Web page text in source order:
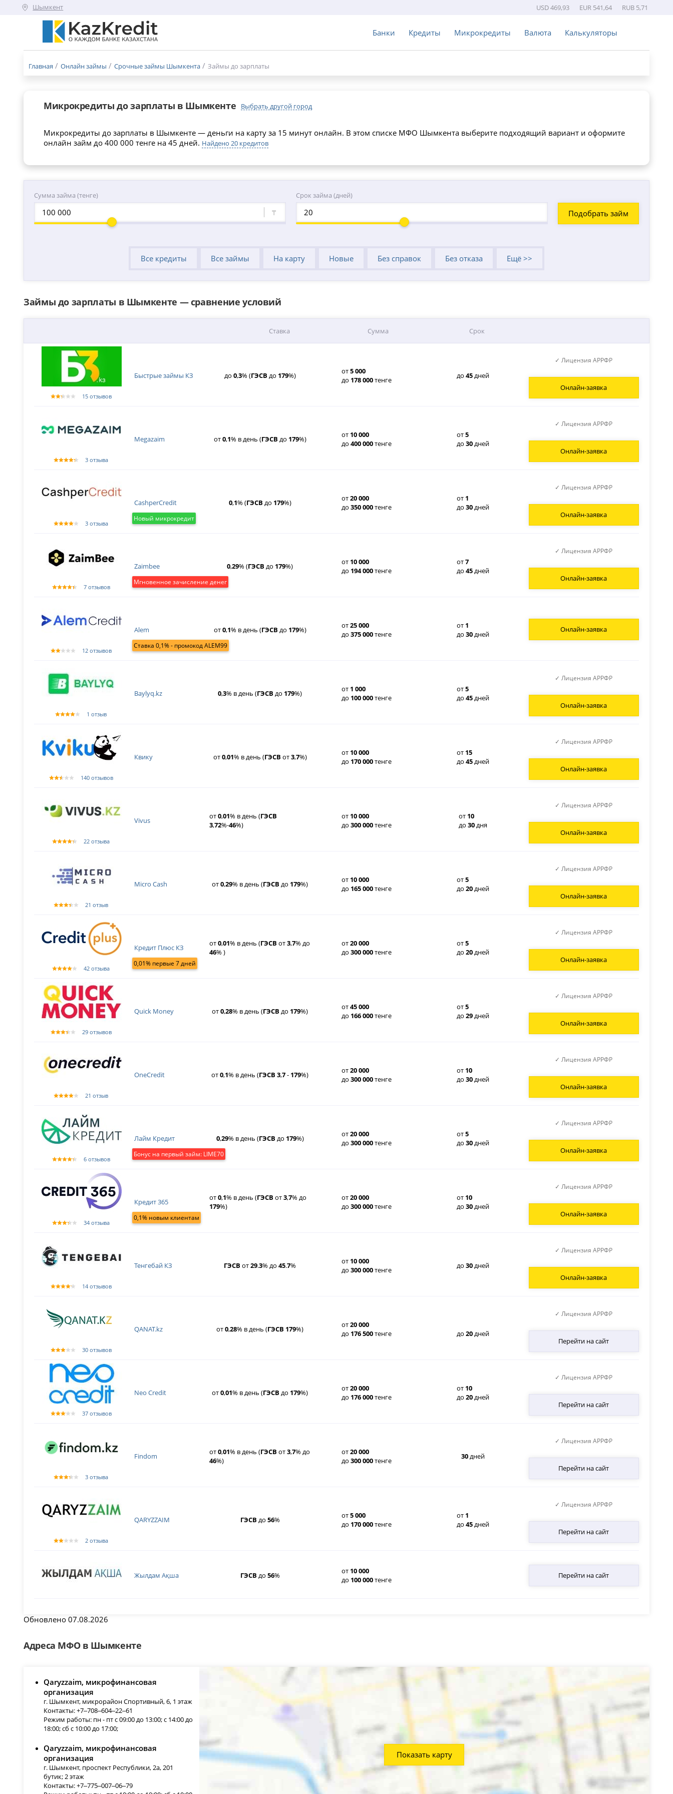
Шымкент USD 469,93 EUR 541,64 RUB 5,71
Банки Кредиты Микрокредиты Валюта Калькуляторы
Меню
Главная Онлайн займы Срочные займы Шымкента Займы до зарплаты
Микрокредиты до зарплаты в Шымкенте Выбрать другой город
Микрокредиты до зарплаты в Шымкенте — деньги на карту за 15 минут онлайн. В этом списке МФО Шымкента выберите подходящий вариант и оформите
онлайн займ до 400 000 тенге на 45 дней. Найдено 20 кредитов
Сумма займа (тенге)
₸
Срок займа (дней)
Все кредиты Все займы На карту Новые Без справок Без отказа Ещё >>
Займы до зарплаты в Шымкенте — сравнение условий
Ставка Сумма Срок
15 отзывов
Быстрые займы КЗ до 0,3% (ГЭСВ до 179%) от5000
до 178000тенге до 45дней
Онлайн-заявка
✓ Лицензия АРРФР
3 отзыва
Megazaim от0,1% в день (ГЭСВ до 179%) от 10000
до 400000тенге
от5
до 30дней
Онлайн-заявка
✓ Лицензия АРРФР
3 отзыва
CashperCredit
Новый микрокредит
0,1% (ГЭСВ до 179%) от20000
до 350000тенге
от 1
до 30дней
Онлайн-заявка
✓ Лицензия АРРФР
7 отзывов
Zaimbee
Мгновенное зачисление денег
0,29% (ГЭСВ до 179%) от 10000
до 194000тенге
от7
до 45дней
Онлайн-заявка
✓ Лицензия АРРФР
12 отзывов
Alem
Ставка 0,1% - промокод ALEM99
от0,1% в день (ГЭСВ до 179%) от25000
до 375000тенге
от 1
до 30дней
Онлайн-заявка
1 отзыв
Baylyq.kz 0,3% в день (ГЭСВ до 179%) от 1 000
до 100000тенге
от5
до 45дней
Онлайн-заявка
✓ Лицензия АРРФР
140 отзывов
Квику от0,01% в день (ГЭСВ от3,7%) от 10000
до 170000тенге
от 15
до 45дней
Онлайн-заявка
✓ Лицензия АРРФР
22 отзыва
Vivus от0,01% в день (ГЭСВ
3,72%-46%)
от 10000
до 300000тенге
от 10
до 30дня
Онлайн-заявка
✓ Лицензия АРРФР
21 отзыв
Micro Cash от0,29% в день (ГЭСВ до 179%) от 10000
до 165000тенге
от5
до 20дней
Онлайн-заявка
✓ Лицензия АРРФР
42 отзыва
Кредит Плюс КЗ
0,01% первые 7 дней
от0,01% в день (ГЭСВ от3,7% до
46% )
от20000
до 300000тенге
от5
до 20дней
Онлайн-заявка
✓ Лицензия АРРФР
29 отзывов
Quick Money от0,28% в день (ГЭСВ до 179%) от45000
до 166000тенге
от5
до 29дней
Онлайн-заявка
✓ Лицензия АРРФР
21 отзыв
OneCredit от0,1% в день (ГЭСВ 3,7- 179%) от20000
до 300000тенге
от 10
до 30дней
Онлайн-заявка
✓ Лицензия АРРФР
6 отзывов
Лайм Кредит
Бонус на первый займ: LIME70
0,29% в день (ГЭСВ до 179%) от20000
до 300000тенге
от5
до 30дней
Онлайн-заявка
✓ Лицензия АРРФР
34 отзыва
Кредит 365
0,1% новым клиентам
от0,1% в день (ГЭСВ от3,7% до
179%)
от20000
до 300000тенге
от 10
до 30дней
Онлайн-заявка
✓ Лицензия АРРФР
14 отзывов
Тенгебай КЗ ГЭСВ от29.3% до45.7% от 10000
до 300000тенге до 30дней
Онлайн-заявка
✓ Лицензия АРРФР
30 отзывов
QANAT.kz от0,28% в день (ГЭСВ 179%) от20000
до 176500тенге до 20дней
Перейти на сайт
✓ Лицензия АРРФР
37 отзывов
Neo Credit от0,01% в день (ГЭСВ до 179%) от20000
до 176000тенге
от 10
до 20дней
Перейти на сайт
✓ Лицензия АРРФР
3 отзыва
Findom от0,01% в день (ГЭСВ от3,7% до
46%)
от20000
до 300000тенге 30дней
Перейти на сайт
✓ Лицензия АРРФР
2 отзыва
QARYZZAIM ГЭСВ до 56% от5000
до 170000тенге
от 1
до 45дней
Перейти на сайт
✓ Лицензия АРРФР
Жылдам Ақша ГЭСВ до 56% от 10000
до 100000тенге
Перейти на сайт
Обновлено 07.08.2026
Адреса МФО в Шымкенте
Qaryzzaim, микрофинансовая
организация
г. Шымкент, микрорайон Спортивный, 6, 1 этаж
Контакты: +7‒708‒604‒22‒61
Режим работы: пн - пт с 09:00 до 13:00; с 14:00 до
18:00; сб с 10:00 до 17:00;
Qaryzzaim, микрофинансовая
организация
г. Шымкент, проспект Республики, 2а, 201
бутик; 2 этаж
Контакты: +7‒775‒007‒06‒79
Показать карту